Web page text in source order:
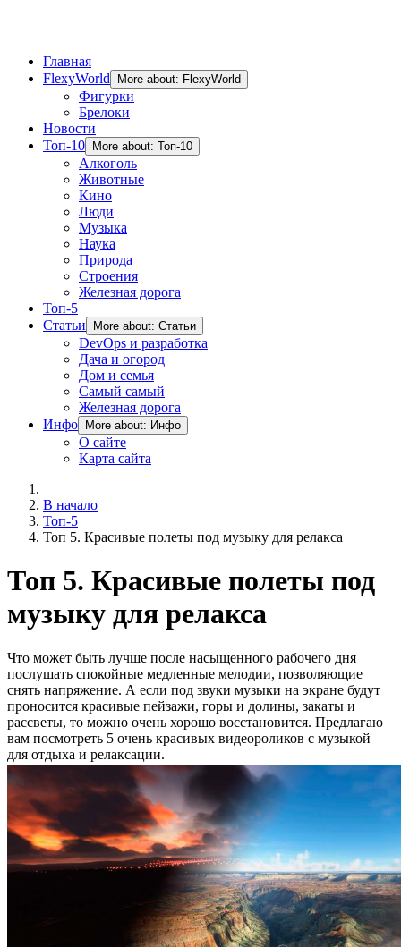
Главная
FlexyWorld
More about: FlexyWorld
Фигурки
Брелоки
Новости
Топ-10
More about: Топ-10
Алкоголь
Животные
Кино
Люди
Музыка
Наука
Природа
Строения
Железная дорога
Топ-5
Статьи
More about: Статьи
DevOps и разработка
Дача и огород
Дом и семья
Самый самый
Железная дорога
Инфо
More about: Инфо
О сайте
Карта сайта
В начало
Топ-5
Топ 5. Красивые полеты под музыку для релакса
Топ 5. Красивые полеты под
музыку для релакса
Что может быть лучше после насыщенного рабочего дня
послушать спокойные медленные мелодии, позволяющие
снять напряжение. А если под звуки музыки на экране будут
проносится красивые пейзажи, горы и долины, закаты и
рассветы, то можно очень хорошо восстановится. Предлагаю
вам посмотреть 5 очень красивых видеороликов с музыкой
для отдыха и релаксации.